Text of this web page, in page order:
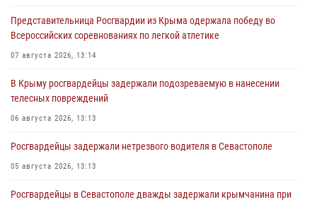
Представительница Росгвардии из Крыма одержала победу во
Всероссийских соревнованиях по легкой атлетике
07 августа 2026, 13:14
В Крыму росгвардейцы задержали подозреваемую в нанесении
телесных повреждений
06 августа 2026, 13:13
Росгвардейцы задержали нетрезвого водителя в Севастополе
05 августа 2026, 13:13
Росгвардейцы в Севастополе дважды задержали крымчанина при